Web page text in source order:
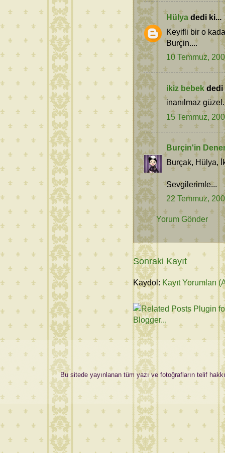
Hülya dedi ki...
Keyifli bir o
Burçin....
10 Temmuz,
ikiz bebekdedi
inanılmaz güzel.
15 Temmuz,
Burçin'in
Burçak, Hülya,
Sevgilerimle...
22 Temmuz,
Yorum Gönder
Sonraki Kayıt
Kaydol: Kayıt Yorumları
Bu sitede yayınlanan tüm yazı ve fotoğrafların telif